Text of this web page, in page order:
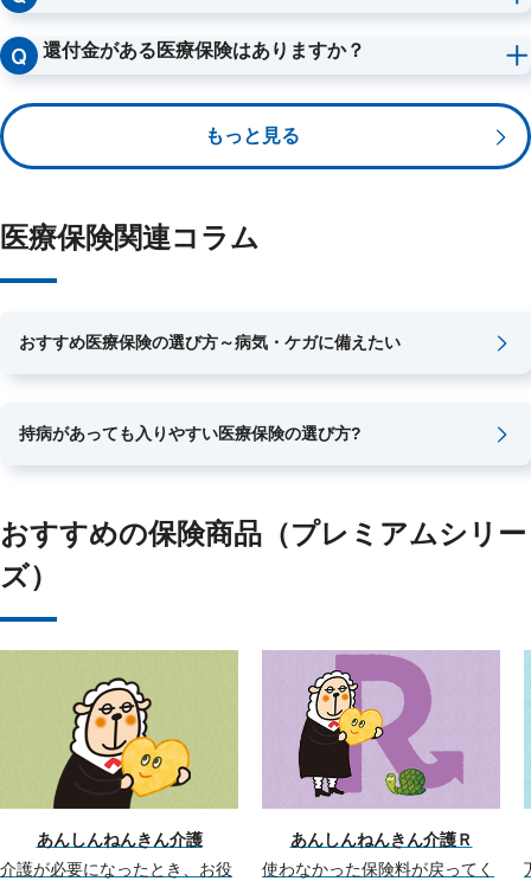
などの費用をまかなったり、先進医療特約で「先進医療」の技術
料もカバーすることができ、治療の選択肢を広げることが可能で
ると言えます。
よくある質問 ｜ 検査を受けた場合に請求できる給付金はあり
還付金がある医療保険はありますか？
Ｒ」・「あんしん治療サポート保険Ｒ」・「メディカルＫｉｔエ
」をご用意しております。
もっと見る
医療保険関連コラム
おすすめ医療保険の選び方～病気・ケガに備えたい
持病があっても入りやすい医療保険の選び方?
おすすめの保険商品（プレミアムシリー
ズ）
あんしんねんきん介護
介護が必要になったとき、お役
あんしんねんきん介護Ｒ
使わなかった保険料が戻ってく